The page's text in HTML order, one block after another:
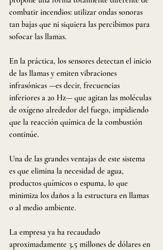
combatir incendios: utilizar ondas sonoras
tan bajas que ni siquiera las percibimos para
sofocar las llamas.
En la práctica, los sensores detectan el inicio
de las llamas y emiten vibraciones
infrasónicas —es decir, frecuencias
inferiores a 20 Hz— que agitan las moléculas
de oxígeno alrededor del fuego, impidiendo
que la reacción química de la combustión
continúe.
Una de las grandes ventajas de este sistema
es que elimina la necesidad de agua,
productos químicos o espuma, lo que
minimiza los daños a la estructura en llamas
o al medio ambiente.
La empresa ya ha recaudado
aproximadamente 3,5 millones de dólares en